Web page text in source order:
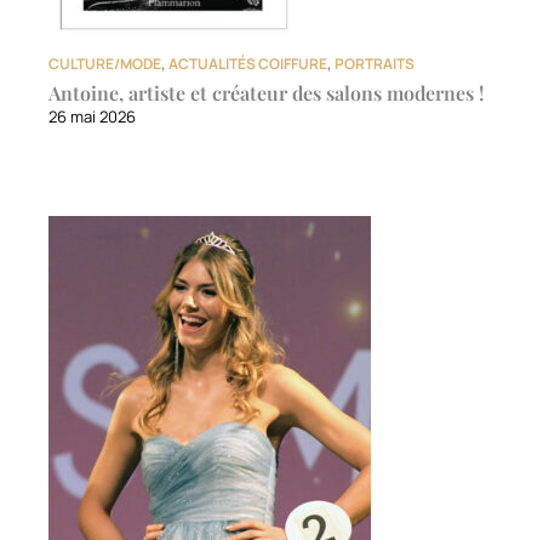
CULTURE/MODE,ACTUALITÉS COIFFURE, PORTRAITS
Antoine, artiste et créateur des salons modernes !
26 mai 2026